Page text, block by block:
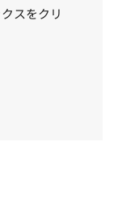
スをクリ